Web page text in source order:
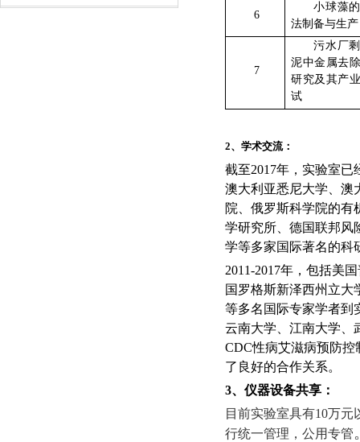
6
小球藻
法制备与生产
7
污水厂
泥中金属去
研究及其产
试
2、学术交流：
截至2017年，实验室已
澳大利亚悉尼大学、澳
院、俄罗斯科学院的有
学研究所、德国联邦风
学等多家国际著名的科
2011-2017年，包括美
国罗格斯新泽西州立大
等多名国际专家学者到
云南大学、江南大学、
CDC性病艾滋病预防控
了良好的合作关系。
3、仪器设备共享：
目前实验室具有10万元
行统一管理，公用专管